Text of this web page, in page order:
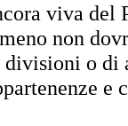
viva del
non
divisioni o di